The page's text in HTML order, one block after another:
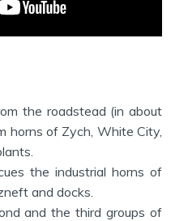
the roadstead (in about
horns of Zych, White City,
the industrial horns of
and docks.
and the third groups of